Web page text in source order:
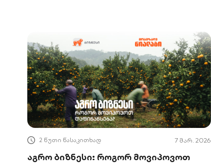
2 წუთი წასაკითხად 7 მარ. 2026
აგრო ბიზნესი: როგორ მოვიპოვოთ